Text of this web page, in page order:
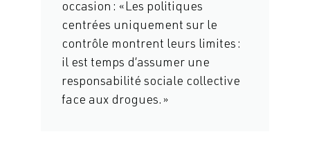
occasion : « Les politiques
centrées uniquement sur le
contrôle montrent leurs limites :
il est temps d’assumer une
responsabilité sociale collective
face aux drogues. »